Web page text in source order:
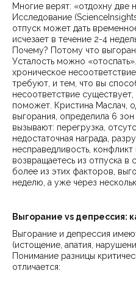
Многие верят: «отдохну две
Исследование
отпуск может дать
исчезает в течение 2-4
Почему? Потому что
Усталость можно
хроническое
требуют, и тем, что вы
несоответствие
поможет. Кристина Маслач,
выгорания, определила 6
вызывают: перегрузка,
недостаточная награда,
несправедливость,
возвращаетесь из отпуска в
более из этих факторов,
неделю, а уже через
Выгорание vs депрессия:
Выгорание и депрессия
(истощение, апатия,
Понимание разницы
отличается: